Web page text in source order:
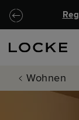
Zu
Wohnen